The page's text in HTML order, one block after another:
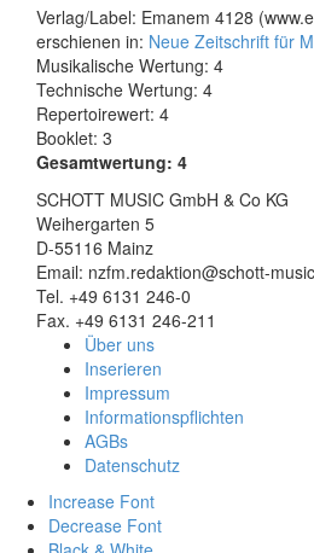
Verlag/Label: Emanem 4128
erschienen in: Neue Zeitschrift für
Musikalische Wertung: 4
Technische Wertung: 4
Repertoirewert: 4
Booklet: 3
Gesamtwertung: 4
SCHOTT MUSIC GmbH & Co KG
Weihergarten 5
D-55116 Mainz
Email: nzfm.redaktion@schott-
Tel. +49 6131 246-0
Fax. +49 6131 246-211
Über uns
Inserieren
Impressum
Informationspflichten
AGBs
Datenschutz
Increase Font
Decrease Font